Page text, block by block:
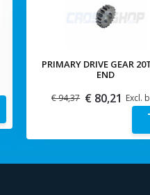
PRIMARY DRIVE GEAR
END
€ 94,37 € 80,21 Excl.